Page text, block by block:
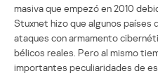
masiva que empezó en 2010
Stuxnet hizo que algunos países
ataques con armamento
bélicos reales. Pero al mismo
importantes peculiaridades de